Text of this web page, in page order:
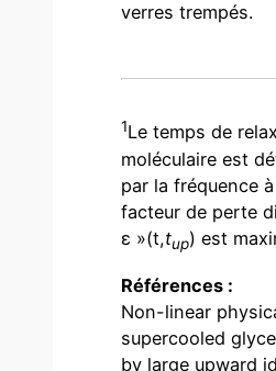
verres trempés.
1Le temps de
moléculaire est
par la fréquence
facteur de perte
ε »(t,tup) est
Références :
Non-linear
supercooled
by large upward